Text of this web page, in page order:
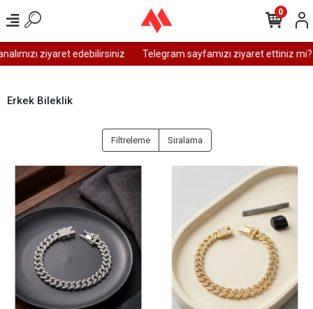
ziyaret edebilirsiniz Telegram sayfamızı ziyaret ettiniz mi?
0
Erkek Bileklik
Filtreleme Sıralama